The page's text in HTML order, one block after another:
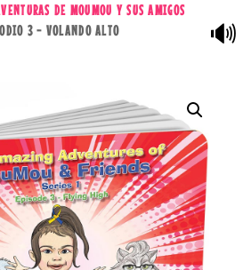
DE MOUMOU Y SUS AMIGOS
3 - VOLANDO ALTO 🔊